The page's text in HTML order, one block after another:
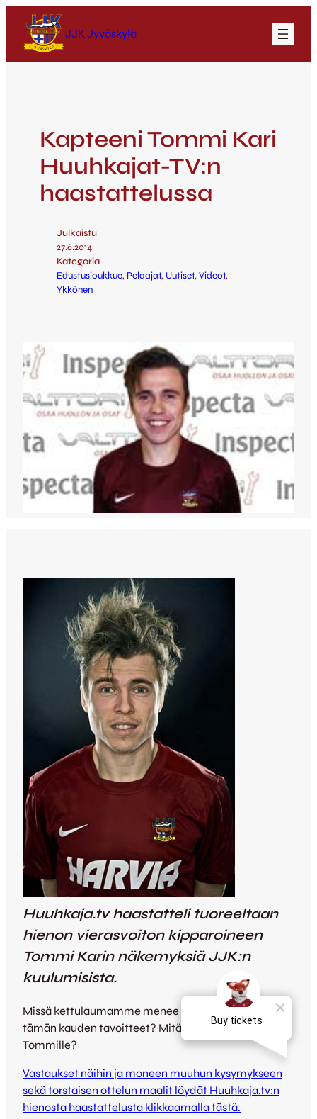
JJK Jyväskylä
Kapteeni Tommi Kari
Huuhkajat-TV:n
haastattelussa
Julkaistu
27.6.2014
Kategoria
Edustusjoukkue, Pelaajat, Uutiset, Videot
Ykkönen
Huuhkaja.tv haastatteli tuoreeltaan
hienon vierasvoiton kipparoineen
Tommi Karin näkemyksiä JJK:n
kuulumisista.
Missä kettulaumamme menee nyt? Mitkä ovat
tämän kauden tavoitteet? Mitä JJK merkitsee
Tommille?
Vastaukset näihin ja moneen muuhun kysymykseen
sekä torstaisen ottelun maalit löydät Huuhkaja.tv:n
hienosta haastattelusta klikkaamalla tästä.